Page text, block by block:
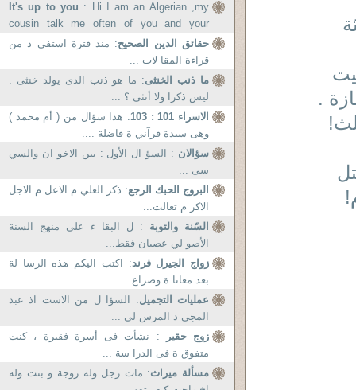
.
It's up to you : Hi I am an Algerian ,my
cousin talk me often of you and your
community and he explains me a...
حقائق الدين الصحيح: منذ فترة استفي د من
قراءة المقا لات ...
ما ذنب الخنثى: ما هو ذنب الذى يولد خنثى .
ليس ذكرا ولا أنثى ؟ ...
الاسراء 101 : 103
: هذا سؤال من ( أم محمد )
وهى سيدة قرآني ة فاضلة ....
سؤالان : السؤ ال الأول : بين الاخو ان والسي
سى ...
البروج الحبك الرجع: ذكر العلي م الاعل م الاجل
الاكر م تعالت...
السّنة والتوبة : ل البقا ء على منهج السنة
الأصو لي عصيان فقط...
زواج الجيرل فرند: اكتب اليكم هذه الرسا لة
بعد معانا ة وصراع...
عمليات التجميل: السؤا ل من الاست اذ عبد
المجي د المرس لى ...
زوج حقير : نشأت فى أسرة فقيرة ، كنت
متفوق ة فى الدرا سة ...
مسألة ميراث: مات رجل وله زوجة و بنت وله